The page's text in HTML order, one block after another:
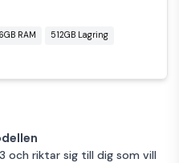
RAM 512GB Lagring
och riktar sig till dig som vill